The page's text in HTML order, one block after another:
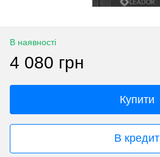
В наявності
4 080 грн
Купити
В кредит